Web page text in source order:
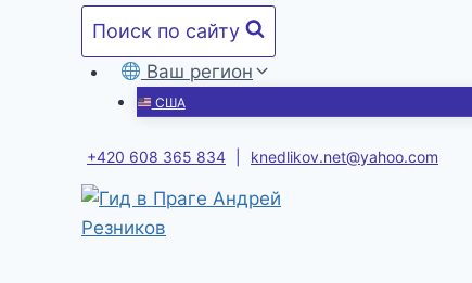
содержимому
Поиск по сайту
Ваш регион
США
+420 608 365 834 knedlikov.net@yahoo.com